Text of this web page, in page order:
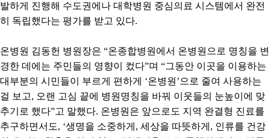
발하게 진행해 수도권에나 대학병원 중심의료 시스템에서 완전
히 독립했다는 평가를 받고 있다.
온병원 김동헌 병원장은 “온종합병원에서 온병원으로 명칭을 변
경한 데에는 주민들의 영향이 컸다”며 “그동안 이곳을 이용하는
대부분의 시민들이 부르게 편하게 ‘온병원 ’으로 줄여 사용하는
걸 보고, 오랜 고심 끝에 병원명칭을 바꿔 이웃들의 눈높이에 맞
추기로 했다”고 말했다. 온병원은 앞으로도 지역 완결형 진료를
추구하면서도, ‘생명을 소중하게 , 세상을 따뜻하게 , 인류를 건강